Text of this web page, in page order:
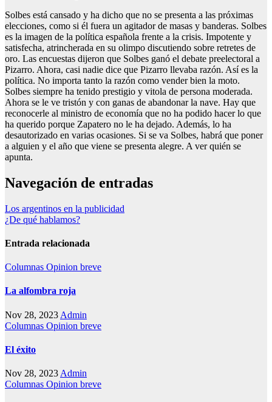
Solbes está cansado y ha dicho que no se presenta a las próximas
elecciones, como si él fuera un agitador de masas y banderas. Solbes
es la imagen de la política española frente a la crisis. Impotente y
satisfecha, atrincherada en su olimpo discutiendo sobre retretes de
oro. Las encuestas dijeron que Solbes ganó el debate preelectoral a
Pizarro. Ahora, casi nadie dice que Pizarro llevaba razón. Así es la
política. No importa tanto la razón como vender bien la moto.
Solbes siempre ha tenido prestigio y vitola de persona moderada.
Ahora se le ve tristón y con ganas de abandonar la nave. Hay que
reconocerle al ministro de economía que no ha podido hacer lo que
ha querido porque Zapatero no le ha dejado. Además, lo ha
desautorizado en varias ocasiones. Si se va Solbes, habrá que poner
a alguien y el año que viene se presenta alegre. A ver quién se
apunta.
Navegación de entradas
Los argentinos en la publicidad
¿De qué hablamos?
Entrada relacionada
Columnas Opinion breve
La alfombra roja
Nov 28, 2023 Admin
Columnas Opinion breve
El éxito
Nov 28, 2023 Admin
Columnas Opinion breve